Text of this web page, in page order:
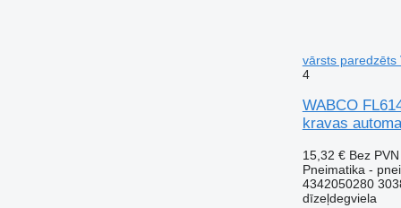
vārsts
4
WABCO
kravas
15,32 € Bez PVN
Pneimatika -
4342050280
dīzeļdegviela